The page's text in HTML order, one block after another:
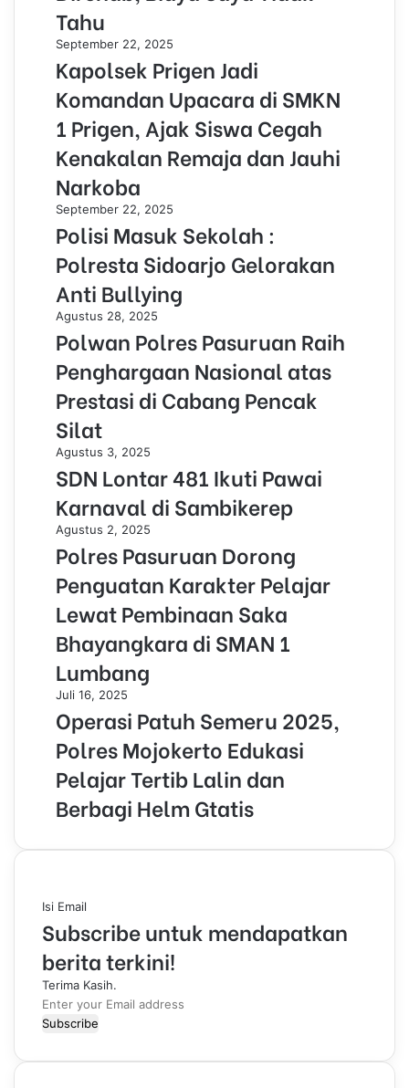
Tahu
September 22, 2025
Kapolsek Prigen Jadi
Komandan Upacara di SMKN
1 Prigen, Ajak Siswa Cegah
Kenakalan Remaja dan Jauhi
Narkoba
September 22, 2025
Polisi Masuk Sekolah :
Polresta Sidoarjo Gelorakan
Anti Bullying
Agustus 28, 2025
Polwan Polres Pasuruan Raih
Penghargaan Nasional atas
Prestasi di Cabang Pencak
Silat
Agustus 3, 2025
SDN Lontar 481 Ikuti Pawai
Karnaval di Sambikerep
Agustus 2, 2025
Polres Pasuruan Dorong
Penguatan Karakter Pelajar
Lewat Pembinaan Saka
Bhayangkara di SMAN 1
Lumbang
Juli 16, 2025
Operasi Patuh Semeru 2025,
Polres Mojokerto Edukasi
Pelajar Tertib Lalin dan
Berbagi Helm Gtatis
Isi Email
Subscribe untuk mendapatkan
berita terkini!
Terima Kasih.
E
n
e